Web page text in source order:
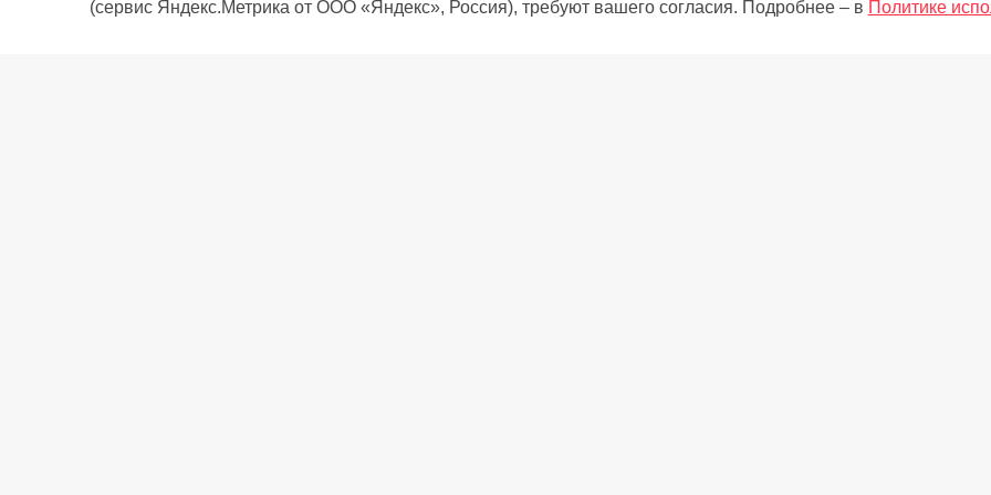
(сервис Яндекс.Метрика от ООО «Яндекс», Россия), требуют вашего согласия. Подробнее – в Политике